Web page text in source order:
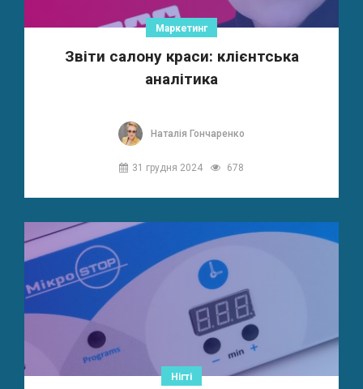
Маркетинг
Звіти салону краси: клієнтська
аналітика
Наталія Гончаренко
31 грудня 2024 678
Нігті